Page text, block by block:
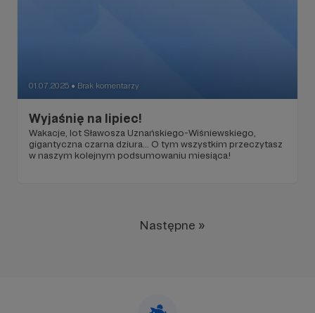
01.07.2025 ● Brak komentarzy
Wyjaśnię na lipiec!
Wakacje, lot Sławosza Uznańskiego-Wiśniewskiego,
gigantyczna czarna dziura... O tym wszystkim przeczytasz
w naszym kolejnym podsumowaniu miesiąca!
Następne »